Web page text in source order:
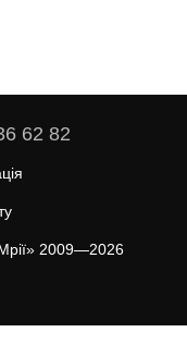
62 82
2009—2026